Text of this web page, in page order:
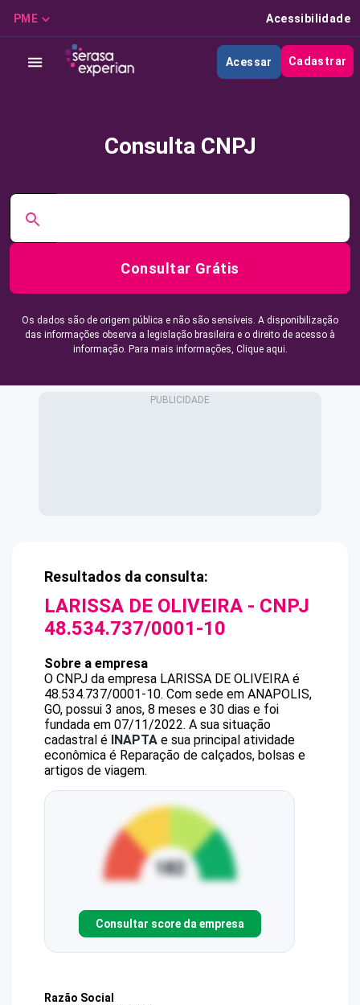
PME Acessibilidade
Acessar Cadastrar
Consulta CNPJ
Consultar Grátis
Os dados são de origem pública e não são sensíveis. A disponibilização
das informações observa a legislação brasileira e o direito de acesso à
informação. Para mais informações, Clique aqui.
Resultados da consulta:
LARISSA DE OLIVEIRA - CNPJ
48.534.737/0001-10
Sobre a empresa
O CNPJ da empresa LARISSA DE OLIVEIRA é
48.534.737/0001-10. Com sede em ANAPOLIS,
GO, possui 3 anos, 8 meses e 30 dias e foi
fundada em 07/11/2022. A sua situação
cadastral é INAPTA e sua principal atividade
econômica é Reparação de calçados, bolsas e
artigos de viagem.
Consultar score da empresa
Razão Social